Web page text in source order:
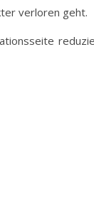
verloren geht.